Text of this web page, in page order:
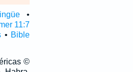
•
11:7
• Bible
©